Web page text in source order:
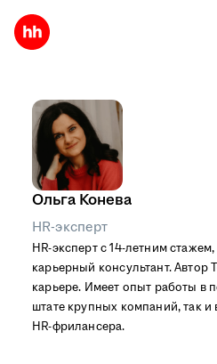
Ольга Конева
HR-эксперт
HR-эксперт с 14-летним
карьерный консультант. Автор
карьере. Имеет опыт работы в
штате крупных компаний, так и
HR-фрилансера.